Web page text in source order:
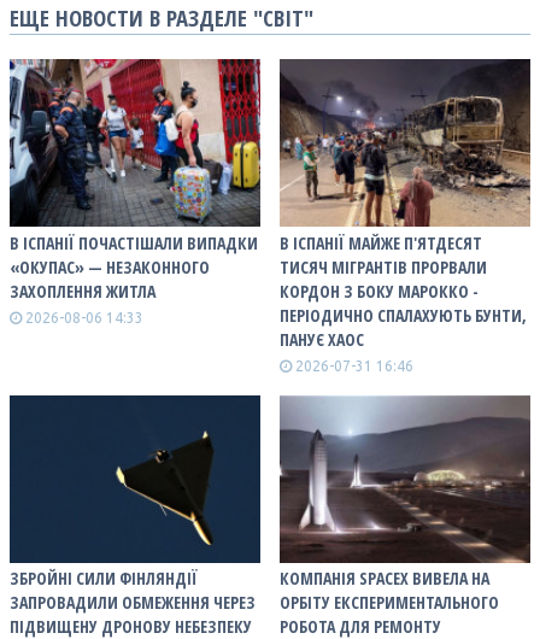
ЕЩЕ НОВОСТИ В РАЗДЕЛЕ "СВІТ"
В ІСПАНІЇ ПОЧАСТІШАЛИ ВИПАДКИ
«ОКУПАС» — НЕЗАКОННОГО
ЗАХОПЛЕННЯ ЖИТЛА
2026-08-06 14:33
В ІСПАНІЇ МАЙЖЕ П'ЯТДЕСЯТ
ТИСЯЧ МІГРАНТІВ ПРОРВАЛИ
КОРДОН З БОКУ МАРОККО -
ПЕРІОДИЧНО СПАЛАХУЮТЬ БУНТИ,
ПАНУЄ ХАОС
2026-07-31 16:46
ЗБРОЙНІ СИЛИ ФІНЛЯНДІЇ
ЗАПРОВАДИЛИ ОБМЕЖЕННЯ ЧЕРЕЗ
ПІДВИЩЕНУ ДРОНОВУ НЕБЕЗПЕКУ
КОМПАНІЯ SPACEX ВИВЕЛА НА
ОРБІТУ ЕКСПЕРИМЕНТАЛЬНОГО
РОБОТА ДЛЯ РЕМОНТУ